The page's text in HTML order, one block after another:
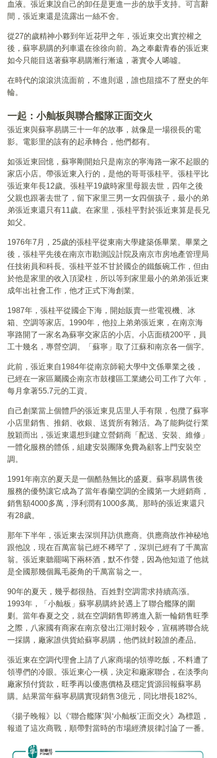
血液。張近東說自己的卸任是更進一步的放手支持。可言辭
間，張近東還是流露出一絲不舍。
從27的歲精神小夥到年近花甲之年，張近東交出實控權之
後，蘇寧易購的列車還在徐徐向前。為之奉獻青春的張近東
如今只能目送著蘇寧易購漸行漸遠，著實令人唏噓。
在時代的滾滾洪流面前，不進則退，誰也阻擋不了歷史的年
輪。
一起：小舢板與聯合艦隊正面交火
張近東與蘇寧易購三十一年的故事，就像是一場很長的電
影。電影里的該有的起承轉合，他們都有。
如張近東回憶，蘇寧剛開始只是南京的寧海路一家不起眼的
家店小店。帶張近東入行的，是他的哥哥張桂平。張桂平比
張近東年長12歲。張桂平19歲時家里母親去世，四年之後
父親也跟著去世了，留下家里三男一女四個孩子，最小的弟
弟張近東還只有11歲。在家里，張桂平對於張近東算是長兄
如父。
1976年7月，25歲的張桂平從東南大學建築係畢業。畢業之
後，張桂平先後在南京市勘測設計院及南京市房地產管理局
任技術員和科長。張桂平並不甘於國企的鐵飯碗工作，但由
於他是家里的收入頂梁柱，所以等到家里最小的弟弟張近東
成年出社會工作，他才正式下海創業。
1987年，張桂平從國企下海，開始販賣一些電視機、冰
箱、空調等家店。1990年，他拉上弟弟張近東，在南京海
寧路開了一家名為蘇寧交家店的小店。小店面積200平，員
工十幾名，專營空調。「蘇寧」取了江蘇和南京各一個字。
此前，張近東自1984年從南京師範大學中文係畢業之後，
已經在一家區屬國企南京市鼓樓區工業總公司工作了六年，
每月拿著55.7元的工資。
自己創業當上個體戶的張近東見店里人手有限，包攬了蘇寧
小店里銷售、推銷、收銀、送貨所有雜活。為了能夠從行業
脫穎而出，張近東還想到建立營銷商「配送、安裝、維修」
一體化服務的體係，組建安裝團隊免費為顧客上門安裝空
調。
1991年南京的夏天是一個酷熱無比的盛夏。蘇寧易購售後
服務的優勢讓它成為了當年春蘭空調的全國第一大經銷商，
銷售額4000多萬，淨利潤有1000多萬。那時的張近東還只
有28歲。
那年下半年，張近東去深圳拜訪供應商。供應商故作神秘地
跟他說，現在百萬富翁已經不稀罕了，深圳已經有了千萬富
翁。張近東聽罷喝下兩杯酒，默不作聲，因為他知道了他就
是全國那幾個鳳毛菱角的千萬富翁之一。
90年的夏天，幾乎都很熱。百姓對空調需求持續高漲。
1993年，「小舢板」蘇寧易購終於遇上了聯合艦隊的圍
剿。當年春夏之交，就在空調銷售即將進入新一輪銷售旺季
之際，八家國有商家在南京發出江湖封殺令，宣稱將聯合統
一採購，廠家誰供貨給蘇寧易購，他們就封殺誰的產品。
張近東在空調代理會上請了八家商場的領導吃飯，不料遭了
領導們的冷眼。張近東心一橫，決定和廠家聯合，在淡季向
廠家預付貨款，旺季再以優惠價格及穩定貨源回報蘇寧易
購。結果當年蘇寧易購實現銷售3億元，同比增長182%。
《揚子晚報》以《‘聯合艦隊’與‘小舢板’正面交火》為標題，
報道了這次商戰，順帶對當時的市場經濟規律討論了一番。